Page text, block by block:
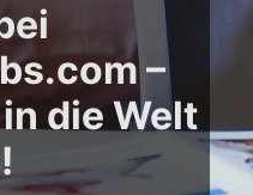
–
die Welt